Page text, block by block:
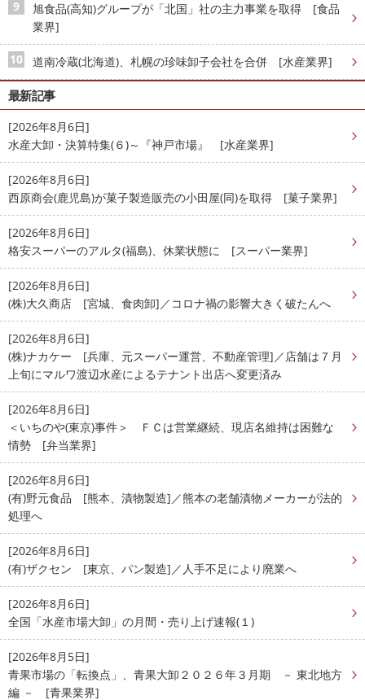
旭食品(高知)グループが「北国」社の主力事業を取得 [食品
業界]
道南冷蔵(北海道)、札幌の珍味卸子会社を合併 [水産業界]
最新記事
[2026年8月6日]
水産大卸・決算特集(６)～『神戸市場』 [水産業界]
[2026年8月6日]
西原商会(鹿児島)が菓子製造販売の小田屋(同)を取得 [菓子業界]
[2026年8月6日]
格安スーパーのアルタ(福島)、休業状態に [スーパー業界]
[2026年8月6日]
(株)大久商店 [宮城、食肉卸]／コロナ禍の影響大きく破たんへ
[2026年8月6日]
(株)ナカケー [兵庫、元スーパー運営、不動産管理]／店舗は７月
上旬にマルワ渡辺水産によるテナント出店へ変更済み
[2026年8月6日]
＜いちのや(東京)事件＞ ＦＣは営業継続、現店名維持は困難な
情勢 [弁当業界]
[2026年8月6日]
(有)野元食品 [熊本、漬物製造]／熊本の老舗漬物メーカーが法的
処理へ
[2026年8月6日]
(有)ザクセン [東京、パン製造]／人手不足により廃業へ
[2026年8月6日]
全国「水産市場大卸」の月間・売り上げ速報(１)
[2026年8月5日]
青果市場の「転換点」、青果大卸２０２６年３月期 － 東北地方
編 － [青果業界]